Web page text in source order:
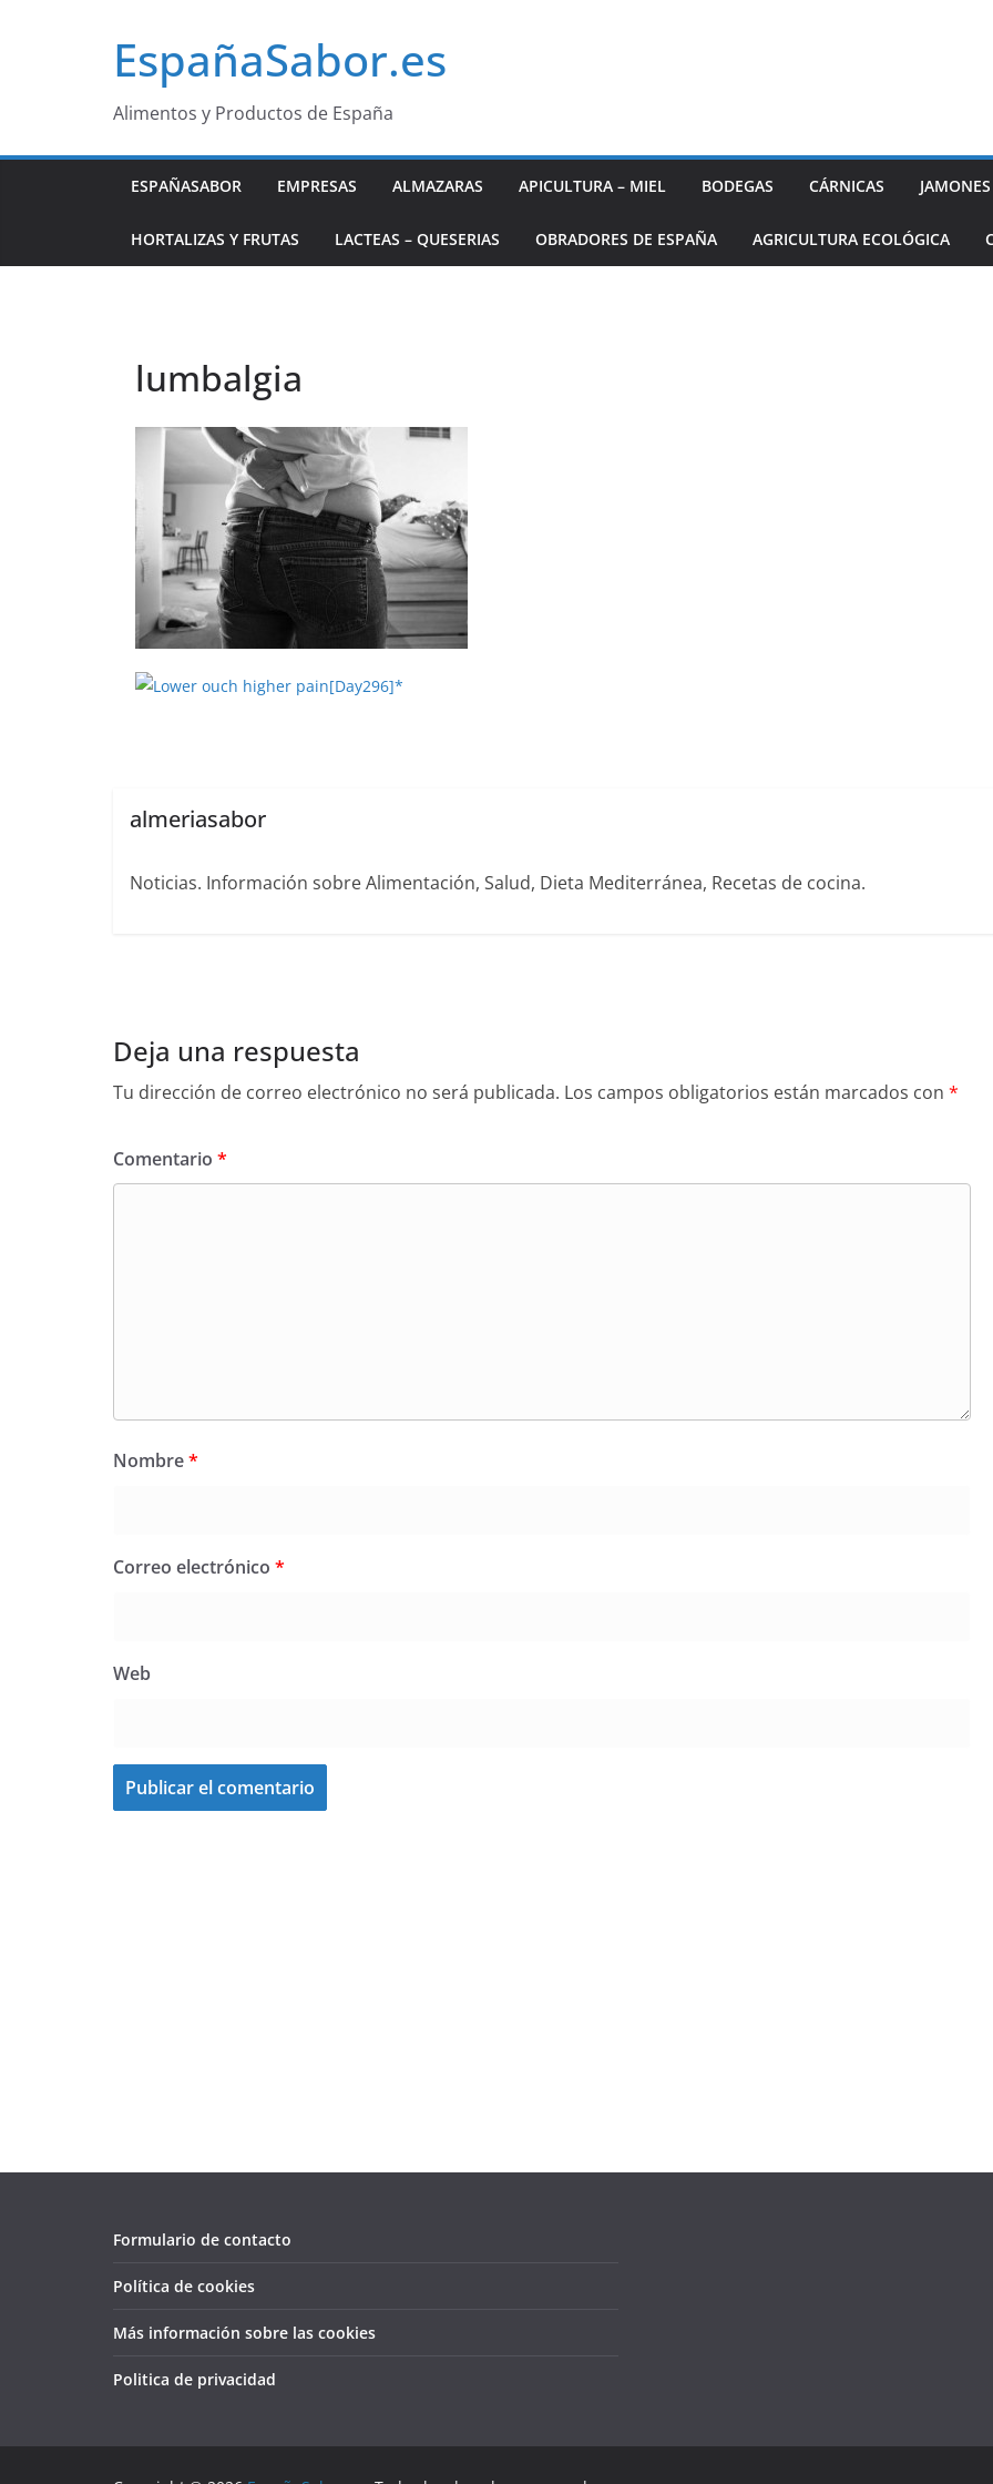
EspañaSabor.es
Alimentos y Productos de España
ESPAÑASABOR EMPRESAS ALMAZARAS APICULTURA – MIEL BODEGAS CÁRNICAS
HORTALIZAS Y FRUTAS LACTEAS – QUESERIAS OBRADORES DE ESPAÑA AGRICULTURA ECOLÓGICA
lumbalgia
almeriasabor
Noticias. Información sobre Alimentación, Salud, Dieta Mediterránea, Recetas de cocina.
Deja una respuesta
Tu dirección de correo electrónico no será publicada. Los campos obligatorios están marcados con *
Comentario *
Nombre*
Correo electrónico *
Web
Formulario de contacto
Política de cookies
Más información sobre las cookies
Politica de privacidad